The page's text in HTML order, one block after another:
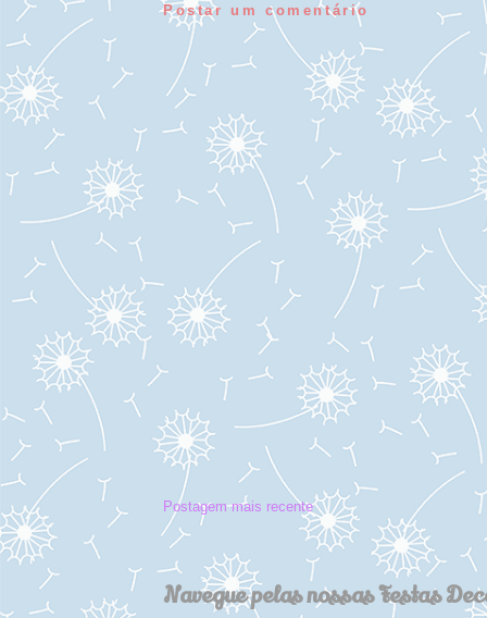
Postar um comentário
Postagem mais recente
Navegue pelas nossas Festas